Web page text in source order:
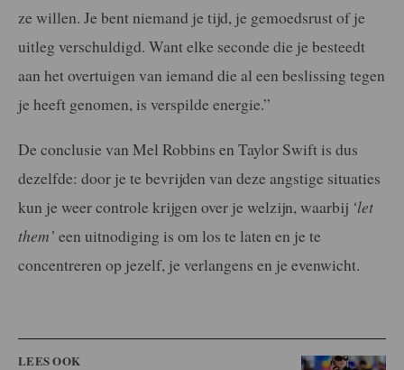
ze willen. Je bent niemand je tijd, je gemoedsrust of je
uitleg verschuldigd. Want elke seconde die je besteedt
aan het overtuigen van iemand die al een beslissing tegen
je heeft genomen, is verspilde energie.”
De conclusie van Mel Robbins en Taylor Swift is dus
dezelfde: door je te bevrijden van deze angstige situaties
kun je weer controle krijgen over je welzijn, waarbij ‘let
them’ een uitnodiging is om los te laten en je te
concentreren op jezelf, je verlangens en je evenwicht.
LEES OOK